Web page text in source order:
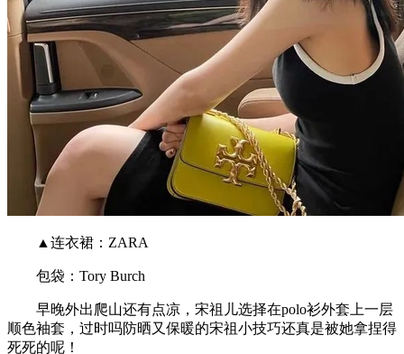
▲连衣裙：ZARA
包袋：Tory Burch
早晚外出爬山还有点凉，宋祖儿选择在polo衫外套上一层
顺色袖套，过时吗防晒又保暖的宋祖小技巧还真是被她拿捏得
死死的呢！